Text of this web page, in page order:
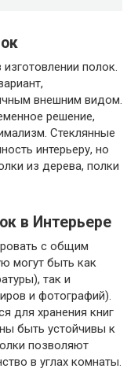
полок.
внешним видом.
решение,
Стеклянные
интерьеру, но
из дерева, полки
в Интерьере
с общим
могут быть как
так и
и фотографий).
для хранения книг
быть устойчивы к
позволяют
в углах комнаты.